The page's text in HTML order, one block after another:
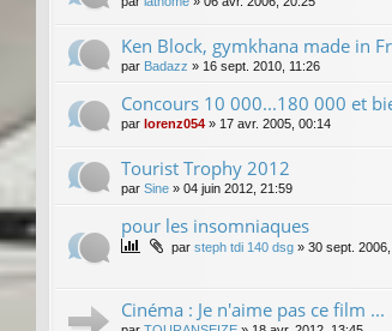
Ken Block, gymkhana made in
par Badazz » 16 sept. 2010, 11:26
Concours 10 000...180 000 et
par lorenz054 » 17 avr. 2005, 00:14
Tourist Trophy 2012
par Sine » 04 juin 2012, 21:59
pour les insomniaques
par steph tdi 140 dsg » 30 sept.
Cinéma : Je n'aime pas ce film ...